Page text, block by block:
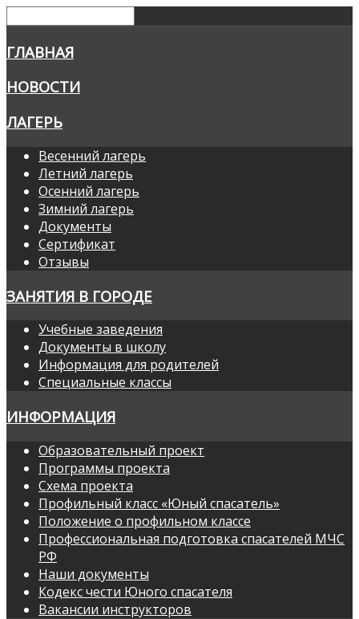
ГЛАВНАЯ
НОВОСТИ
ЛАГЕРЬ
Весенний лагерь
Летний лагерь
Осенний лагерь
Зимний лагерь
Документы
Сертификат
Отзывы
ЗАНЯТИЯ В ГОРОДЕ
Учебные заведения
Документы в школу
Информация для родителей
Специальные классы
ИНФОРМАЦИЯ
Образовательный проект
Программы проекта
Схема проекта
Профильный класс «Юный спасатель»
Положение о профильном классе
Профессиональная подготовка спасателей МЧС
РФ
Наши документы
Кодекс чести Юного спасателя
Вакансии инструкторов